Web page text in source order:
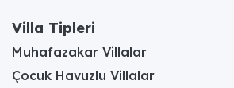
Villa Tipleri
Muhafazakar Villalar
Çocuk Havuzlu Villalar